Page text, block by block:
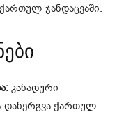
ჯანდაცვაში.
კანადური
დანერგვა ქართულ